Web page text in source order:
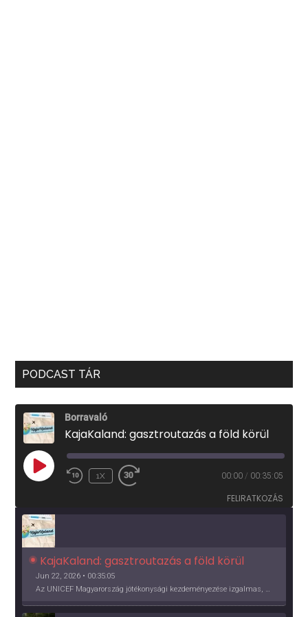
PODCAST TÁR
Borravaló
KajaKaland: gasztroutazás a föld körül
PLAY
EPISODE
1X 00:00 / 00:35:05
FELIRATKOZÁS
KajaKaland: gasztroutazás a föld körül
Jun 22, 2026 • 00:35:05
Az UNICEF Magyarország jótékonysági kezdeményezése izgalmas, egész éves világkörüli ízutazásra hív, igazi családi program és gasztroedukáció, illetve segítség a rászorulóknak is egyben.